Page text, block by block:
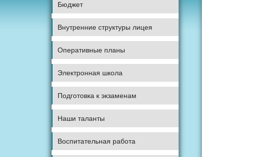
Бюджет
Внутренние структуры лицея
Оперативные планы
Электронная школа
Подготовка к экзаменам
Наши таланты
Воспитательная работа